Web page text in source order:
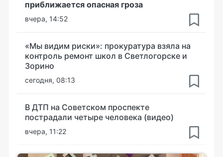
приближается опасная гроза
вчера, 14:52
«Мы видим риски»: прокуратура взяла на
контроль ремонт школ в Светлогорске и
Зорино
сегодня, 08:13
В ДТП на Советском проспекте
пострадали четыре человека (видео)
вчера, 11:22